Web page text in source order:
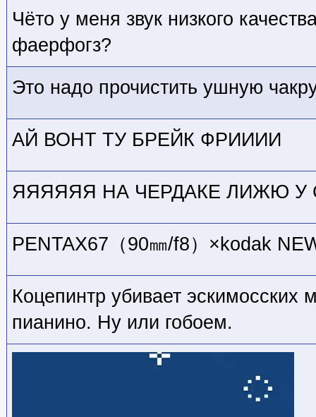
Чёто у меня звук низкого
фаерфогз?
Это надо прочистить ушную
АЙ ВОНТ ТУ БРЕЙК ФРИИИИ
ЯЯЯЯЯЯ НА ЧЕРДАКЕ ЛИЖЮ У
PENTAX67（90㎜/f8）×kodak
Коцепинтр убивает эскимосских
пианино. Ну или гобоем.